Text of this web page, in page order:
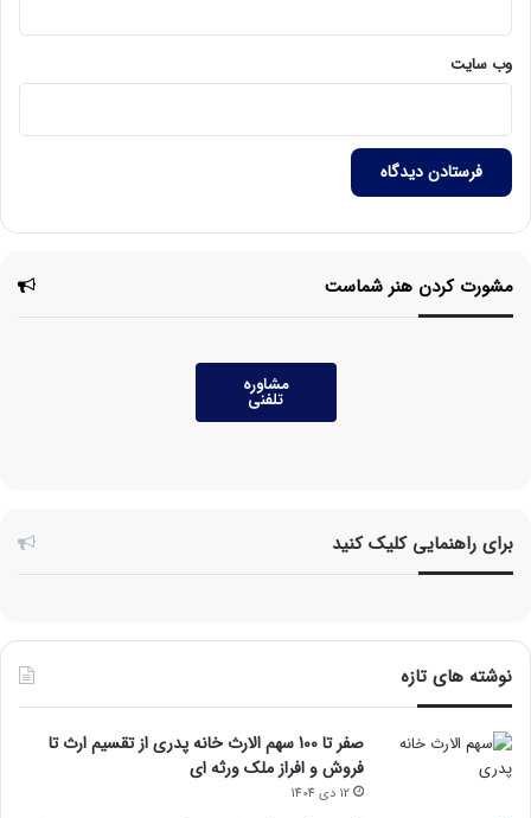
وب‌ سایت
مشورت کردن هنر شماست
مشاوره
تلفنی
برای راهنمایی کلیک کنید
نوشته های تازه
صفر تا 100 سهم الارث خانه پدری از تقسیم ارث تا
فروش و افراز ملک ورثه ای
12 دی 1404